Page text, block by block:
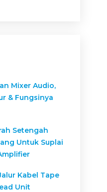
Mixer Audio,
& Fungsinya
Setengah
Untuk Suplai
Kabel Tape
Unit